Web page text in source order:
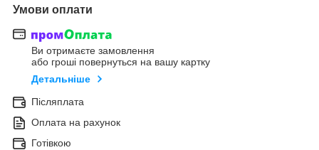
Умови оплати
Ви отримаєте замовлення
або гроші повернуться на вашу картку
Детальніше
Післяплата
Оплата на рахунок
Готівкою